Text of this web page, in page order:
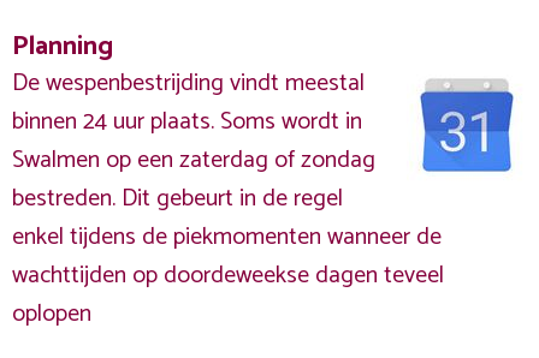
Planning
De wespenbestrijding vindt meestal
binnen 24 uur plaats. Soms wordt in
Swalmen op een zaterdag of zondag
bestreden. Dit gebeurt in de regel
enkel tijdens de piekmomenten wanneer de
wachttijden op doordeweekse dagen teveel
oplopen